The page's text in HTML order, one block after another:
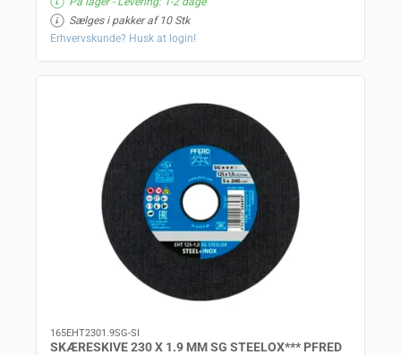
Sælges i pakker af 10 Stk
Erhvervskunde? Husk at login!
165EHT2301.9SG-SI
SKÆRESKIVE 230 X 1.9 MM SG STEELOX*** PFRED